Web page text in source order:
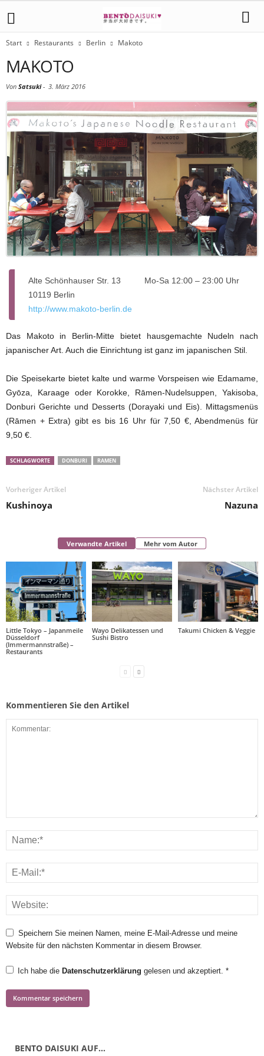
Start Restaurants Berlin Makoto
MAKOTO
Von Satsuki- 3. März 2016
Alte Schönhauser Str. 13
10119 Berlin
http://www.makoto-berlin.de
Mo-Sa 12:00 – 23:00 Uhr
Das Makoto in Berlin-Mitte bietet hausgemachte Nudeln nach
japanischer Art. Auch die Einrichtung ist ganz im japanischen Stil.
Die Speisekarte bietet kalte und warme Vorspeisen wie Edamame,
Gyōza, Karaage oder Korokke, Rāmen-Nudelsuppen, Yakisoba,
Donburi Gerichte und Desserts (Dorayaki und Eis). Mittagsmenüs
(Rāmen + Extra) gibt es bis 16 Uhr für 7,50 €, Abendmenüs für
9,50 €.
SCHLAGWORTE DONBURI RAMEN
Vorheriger Artikel
Kushinoya
Nächster Artikel
Nazuna
Verwandte Artikel Mehr vom Autor
Little Tokyo – Japanmeile
Düsseldorf
(Immermannstraße) –
Restaurants
Wayo Delikatessen und
Sushi Bistro
Takumi Chicken & Veggie
Kommentieren Sie den Artikel
Speichern Sie meinen Namen, meine E-Mail-Adresse und meine
Website für den nächsten Kommentar in diesem Browser.
Ich habe die Datenschutzerklärung gelesen und akzeptiert. *
BENTO DAISUKI AUF…